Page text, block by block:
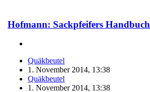
Hofmann: Sackpfeifers Handbuch
Quäkbeutel
1. November 2014, 13:38
Quäkbeutel
1. November 2014, 13:38